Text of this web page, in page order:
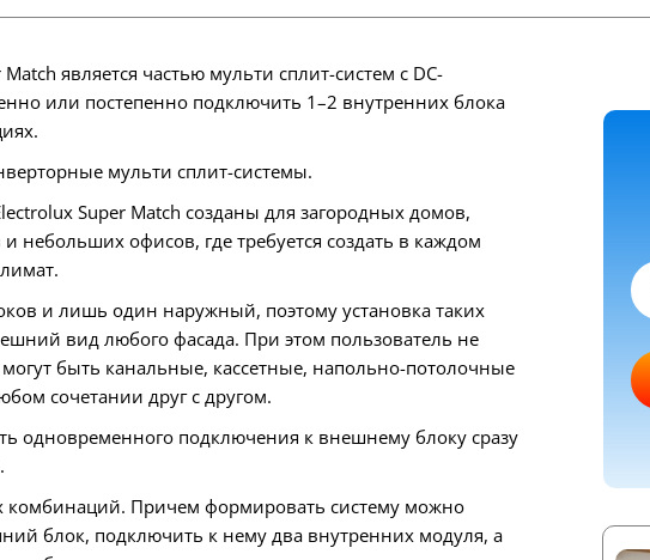
является частью мульти сплит-систем с DC-
или постепенно подключить 1–2 внутренних блока
мульти сплит-системы.
Super Match созданы для загородных домов,
небольших офисов, где требуется создать в каждом
и лишь один наружный, поэтому установка таких
вид любого фасада. При этом пользователь не
быть канальные, кассетные, напольно-потолочные
сочетании друг с другом.
одновременного подключения к внешнему блоку сразу
комбинаций. Причем формировать систему можно
блок, подключить к нему два внутренних модуля, а